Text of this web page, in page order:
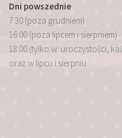
Dni powszednie
7:30 (poza grudniem)
16:00 (poza lipcem i sierpniem)
18:00 (tylko w: uroczystości,
oraz w lipcu i sierpniu